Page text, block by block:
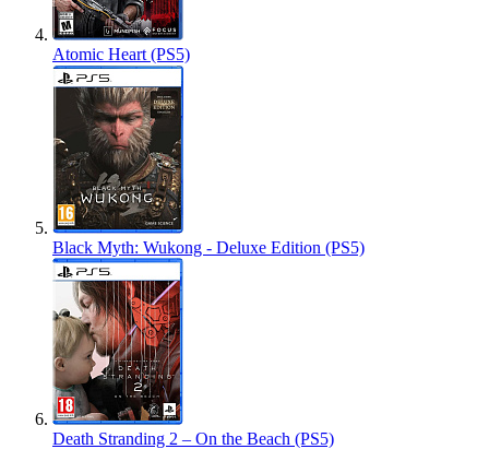
Atomic Heart (PS5)
Black Myth: Wukong - Deluxe Edition (PS5)
Death Stranding 2 – On the Beach (PS5)